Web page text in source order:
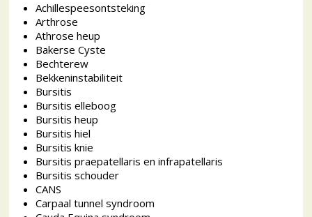
Achillespeesontsteking
Arthrose
Athrose heup
Bakerse Cyste
Bechterew
Bekkeninstabiliteit
Bursitis
Bursitis elleboog
Bursitis heup
Bursitis hiel
Bursitis knie
Bursitis praepatellaris en infrapatellaris
Bursitis schouder
CANS
Carpaal tunnel syndroom